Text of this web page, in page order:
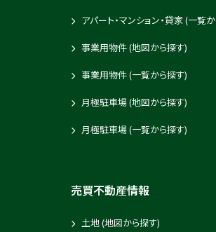
アパート・マンション・貸家 (一覧
事業用物件 (地図から探す)
事業用物件 (一覧から探す)
月極駐車場 (地図から探す)
月極駐車場 (一覧から探す)
売買不動産情報
土地 (地図から探す)